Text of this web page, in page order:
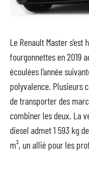
Le Renault Master
fourgonnettes en 2019
écoulées l’année
polyvalence. Plusieurs
de transporter des
combiner les deux. La
diesel admet 1 593 kg
m³, un allié pour les